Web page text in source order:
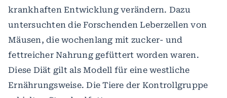
krankhaften Entwicklung verändern. Dazu
untersuchten die Forschenden Leberzellen von
Mäusen, die wochenlang mit zucker- und
fettreicher Nahrung gefüttert worden waren.
Diese Diät gilt als Modell für eine westliche
Ernährungsweise. Die Tiere der Kontrollgruppe